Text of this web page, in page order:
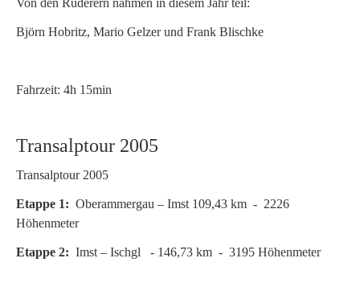
Von den Ruderern nahmen in diesem Jahr teil:
Björn Hobritz, Mario Gelzer und Frank Blischke
Fahrzeit: 4h 15min
Transalptour 2005
Transalptour 2005
Etappe 1: Oberammergau – Imst 109,43 km - 2226
Höhenmeter
Etappe 2: Imst – Ischgl - 146,73 km - 3195 Höhenmeter